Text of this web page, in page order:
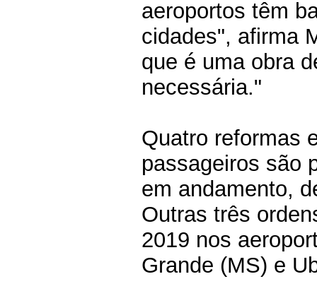
aeroportos têm
cidades", afirma
que é uma obra
necessária."
Quatro reformas
passageiros são
em andamento,
Outras três
2019 nos
Grande (MS) e